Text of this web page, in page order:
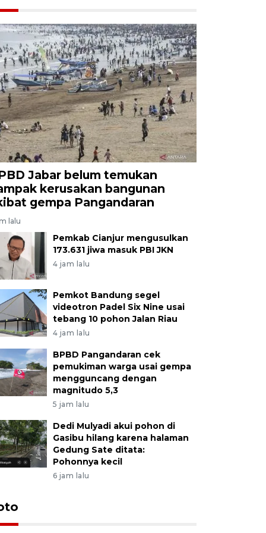
Jabar belum temukan
kerusakan bangunan
gempa Pangandaran
lalu
Pemkab Cianjur mengusulkan
173.631 jiwa masuk PBI JKN
4 jam lalu
Pemkot Bandung segel
videotron Padel Six Nine usai
tebang 10 pohon Jalan Riau
4 jam lalu
BPBD Pangandaran cek
pemukiman warga usai gempa
mengguncang dengan
magnitudo 5,3
5 jam lalu
Dedi Mulyadi akui pohon di
Gasibu hilang karena halaman
Gedung Sate ditata:
Pohonnya kecil
6 jam lalu